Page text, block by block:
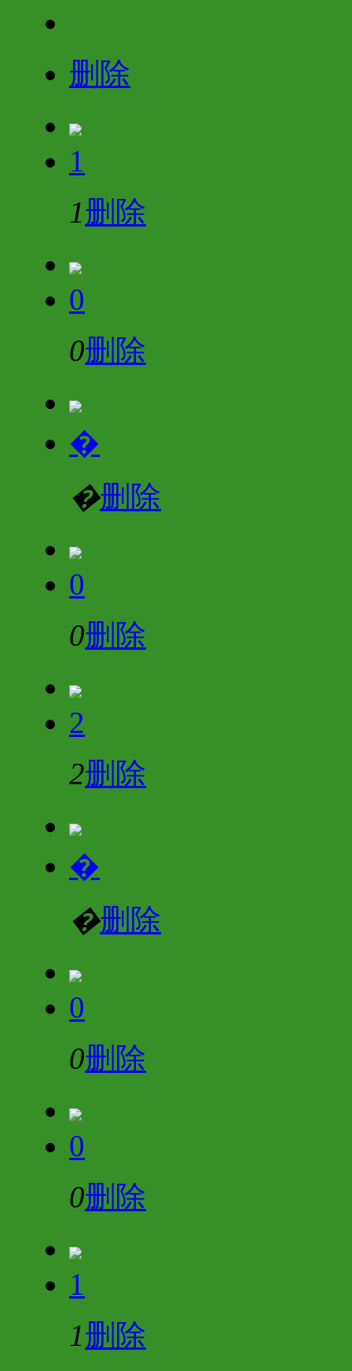
删除
1
1删除
0
0删除
�
�删除
0
0删除
2
2删除
�
�删除
0
0删除
0
0删除
1
1删除